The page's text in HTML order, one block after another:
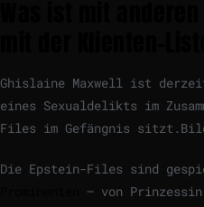
Ghislaine Maxwell ist
eines Sexualdelikts im
Files im Gefängnis sitzt.
Die Epstein-Files sind
– von